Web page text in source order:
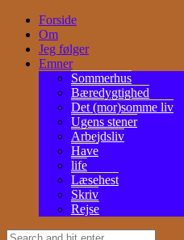
Forside
Om
Jeg følger
Emner
Sommerhus
Bæredygtighed
Det (mor)somme liv
Ugens stener
Arbejdsliv
Have
life
Læsehest
Skriv
Rejse